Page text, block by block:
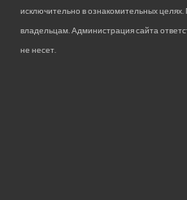
исключительно в ознакомительных
владельцам. Администрация сайта
не несет.